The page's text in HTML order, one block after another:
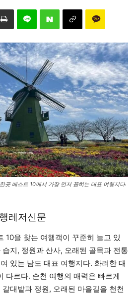
곳 베스트 10에서 가장 먼저 꼽히는 대표 여행지다.
레저신문
10을 찾는 여행객이 꾸준히 늘고 있
지, 정원과 산사, 오래된 골목과 전통
있는 남도 대표 여행지다. 화려한 대
다르다. 순천 여행의 매력은 빠르게
대밭과 정원, 오래된 마을길을 천천